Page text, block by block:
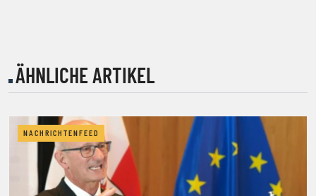
ÄHNLICHE ARTIKEL
NACHRICHTENFEED